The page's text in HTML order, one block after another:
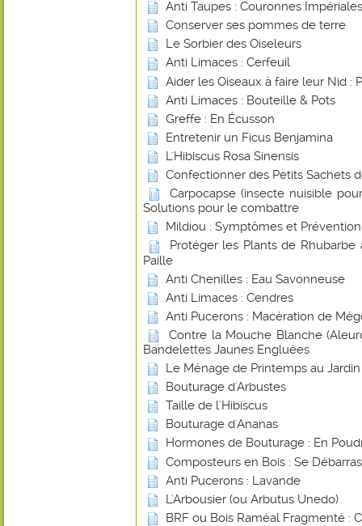
Anti Taupes : Couronnes Impériales
Conserver ses pommes de terre
Le Sorbier des Oiseleurs
Anti Limaces : Cerfeuil
Aider les Oiseaux à faire leur Nid :
Anti Limaces : Bouteille & Pots
Greffe : En Écusson
Entretenir un Ficus Benjamina
L'Hibiscus Rosa Sinensis
Confectionner des Petits Sachets
Carpocapse (insecte nuisible
Solutions pour le combattre
Mildiou : Symptômes et Prévention
Protéger les Plants de
Paille
Anti Chenilles : Eau Savonneuse
Anti Limaces : Cendres
Anti Pucerons : Macération de
Contre la Mouche Blanche
Bandelettes Jaunes Engluées
Le Ménage de Printemps au Jardin
Bouturage d'Arbustes
Taille de l'Hibiscus
Bouturage d'Ananas
Hormones de Bouturage : En
Composteurs en Bois : Se
Anti Pucerons : Lavande
L'Arbousier (ou Arbutus Unedo)
BRF ou Bois Raméal Fragmenté :